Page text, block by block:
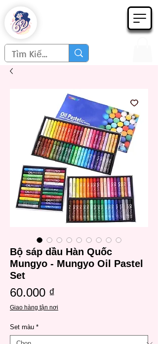
Bộ sáp dầu Hàn Quốc
Mungyo - Mungyo Oil Pastel
Set
60.000 ₫
Giao hàng tận nơi
Set màu *